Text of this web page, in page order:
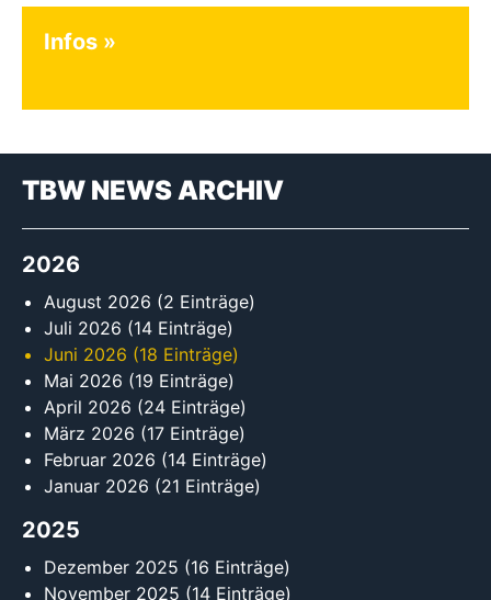
Infos
TBW NEWS ARCHIV
2026
August 2026 (2 Einträge)
Juli 2026 (14 Einträge)
Juni 2026 (18 Einträge)
Mai 2026 (19 Einträge)
April 2026 (24 Einträge)
März 2026 (17 Einträge)
Februar 2026 (14 Einträge)
Januar 2026 (21 Einträge)
2025
Dezember 2025 (16 Einträge)
November 2025 (14 Einträge)